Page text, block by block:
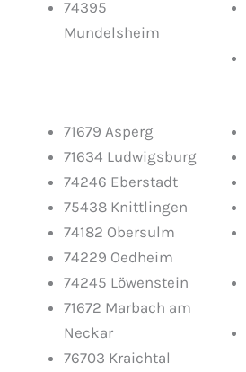
74395
Mundelsheim
71679 Asperg
71634 Ludwigsburg
74246 Eberstadt
75438 Knittlingen
74182 Obersulm
74229 Oedheim
74245 Löwenstein
71672 Marbach am
Neckar
76703 Kraichtal